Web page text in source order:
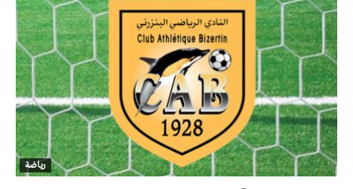
رياضة